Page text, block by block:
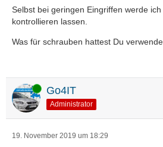
Selbst bei geringen Eingriffen werde
kontrollieren lassen.
Was für schrauben hattest Du
Online Go4IT
Administrator
19. November 2019 um 18:29